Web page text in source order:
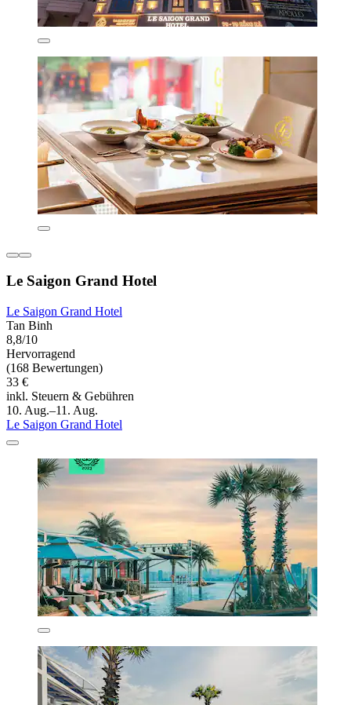
Le Saigon Grand Hotel
Le Saigon Grand Hotel
Tan Binh
8,8/10
Hervorragend
(168 Bewertungen)
33 €
inkl. Steuern & Gebühren
10. Aug.–11. Aug.
Le Saigon Grand Hotel